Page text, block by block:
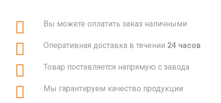
Вы можете оплатить заказ наличными
Оперативная доставка в течении 24 часов
Товар поставляется напрямую с завода
Мы гарантируем качество продукции